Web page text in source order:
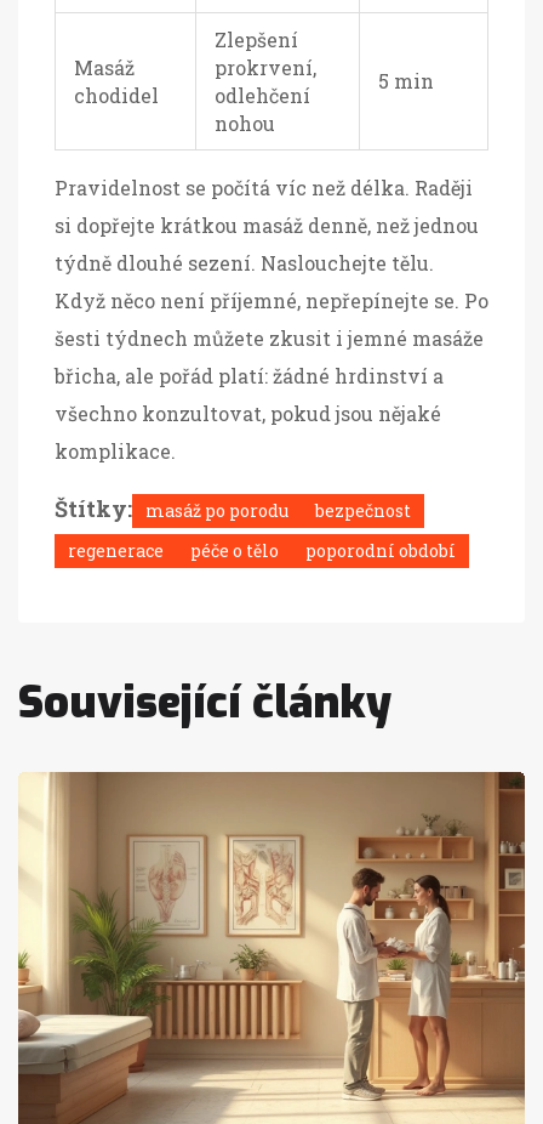
Masáž
chodidel
Zlepšení
prokrvení,
odlehčení
nohou
5 min
Pravidelnost se počítá víc než délka. Raději
si dopřejte krátkou masáž denně, než jednou
týdně dlouhé sezení. Naslouchejte tělu.
Když něco není příjemné, nepřepínejte se. Po
šesti týdnech můžete zkusit i jemné masáže
břicha, ale pořád platí: žádné hrdinství a
všechno konzultovat, pokud jsou nějaké
komplikace.
Štítky: masáž po porodu
bezpečnost
regenerace
péče o tělo poporodní období
Související články